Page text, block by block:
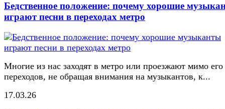
Бедственное положение: почему хорошие
играют песни в переходах метро
Многие из нас заходят в метро или проезжают мимо его
переходов, не обращая внимания на музыкантов, к...
17.03.26